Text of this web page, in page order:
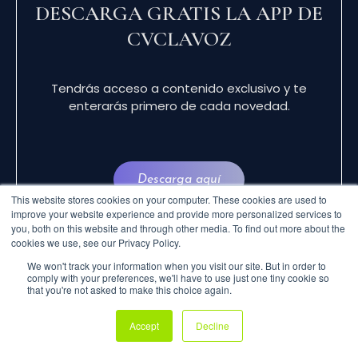
This website stores cookies on your computer. These cookies are used to
improve your website experience and provide more personalized services to
you, both on this website and through other media. To find out more about the
cookies we use, see our Privacy Policy.
We won't track your information when you visit our site. But in order to
comply with your preferences, we'll have to use just one tiny cookie so
that you're not asked to make this choice again.
Accept Decline
DESCARGA GRATIS LA APP DE
CVCLAVOZ
Tendrás acceso a contenido exclusivo y te
enterarás primero de cada novedad.
Descarga aquí
© 2024 CVCLAVOZ . TODOS LOS DERECHOS
RESERVADOS.